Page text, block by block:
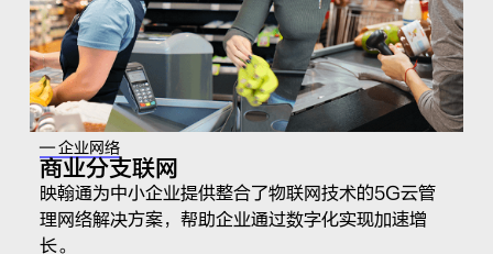
— 企业网络
商业分支联网
映翰通为中小企业提供整合了物联网技术的5G云管
理网络解决方案，帮助企业通过数字化实现加速增
长。